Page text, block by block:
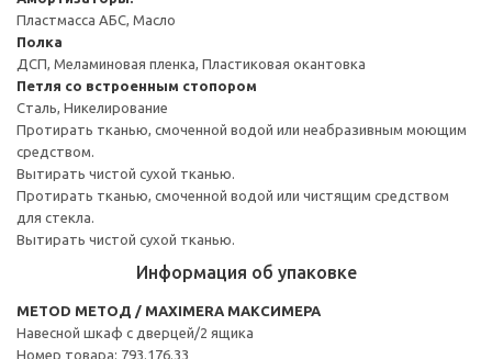
Пластмасса АБС, Масло
Полка
ДСП, Меламиновая пленка, Пластиковая окантовка
Петля со встроенным стопором
Сталь, Никелирование
Протирать тканью, смоченной водой или неабразивным моющим
средством.
Вытирать чистой сухой тканью.
Протирать тканью, смоченной водой или чистящим средством
для стекла.
Вытирать чистой сухой тканью.
Информация об упаковке
METOD МЕТОД / MAXIMERA МАКСИМЕРА
Навесной шкаф с дверцей/2 ящика
Номер товара: 793.176.33